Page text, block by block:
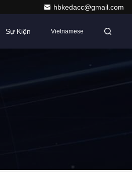
hbkedacc@gmail.com
Sự Kiện Vietnamese